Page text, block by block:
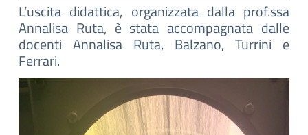
L’uscita didattica, organizzata dalla prof.ssa
Annalisa Ruta, è stata accompagnata dalle
docenti Annalisa Ruta, Balzano, Turrini e
Ferrari.